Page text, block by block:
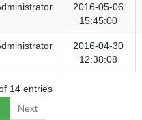
2016-05-06
15:45:00
2016-04-30
12:38:08
14 entries
Next